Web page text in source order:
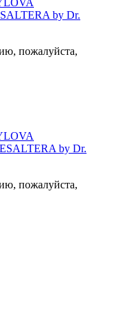
by Dr.
пожалуйста,
by Dr.
пожалуйста,